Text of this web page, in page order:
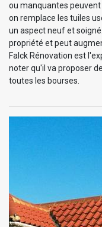
ou manquantes
on remplace les tuiles
un aspect neuf et
propriété et peut
Falck Rénovation est
noter qu'il va proposer
toutes les bourses.